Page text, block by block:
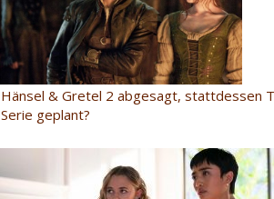
Hänsel & Gretel 2 abgesagt, stattdessen
Serie geplant?